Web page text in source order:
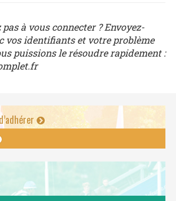
à vous connecter ? Envoyez-
vos identifiants et votre problème
puissions le résoudre rapidement :